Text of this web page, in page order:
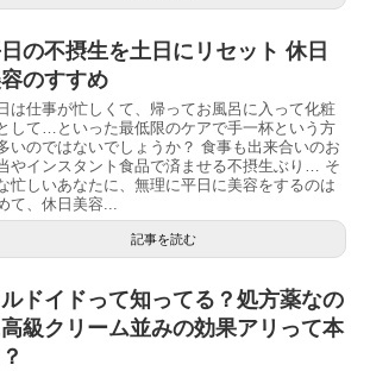
の不摂生を土日にリセット 休日
のすすめ
は仕事が忙しくて、帰ってお風呂に入って化粧
して…といった最低限のケアで手一杯という方
いのではないでしょうか？ 食事も出来合いのお
やインスタント食品で済ませる不摂生ぶり… そ
忙しいあなたに、無理に平日に美容をするのは
て、休日美容...
記事を読む
ルドイドって知ってる？処方薬なの
級クリーム並みの効果アリって本